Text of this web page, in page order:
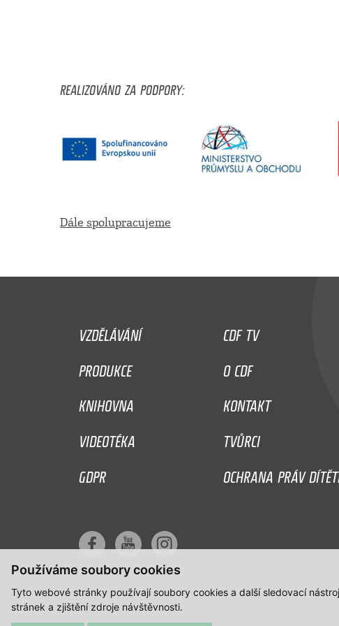
Používáme soubory cookies
Tyto webové stránky používají soubory cookies a další sledovací
stránek a zjištění zdroje návštěvnosti.
REALIZOVÁNO ZA PODPORY:
Dále spolupracujeme
VZDĚLÁVÁNÍ
CDF TV
PRODUKCE
O CDF
KNIHOVNA
KONTAKT
VIDEOTÉKA
TVŮRCI
GDPR
OCHRANA PRÁV